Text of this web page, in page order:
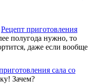
Рецепт приготовления
полугода нужно, то
даже если вообще
сала со
Зачем?